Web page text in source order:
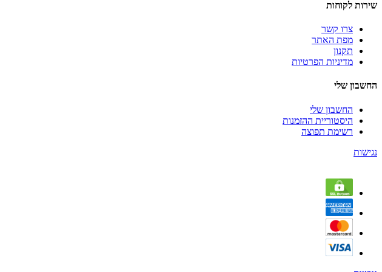
שירות לקוחות
צרו קשר
מפת האתר
תקנון
מדיניות הפרטיות
החשבון שלי
החשבון שלי
היסטוריית ההזמנות
רשימת תפוצה
נגישות